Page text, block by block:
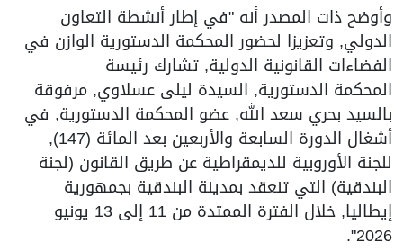
وأوضح ذات المصدر أنه "في إطار أنشطة التعاون
الدولي, وتعزيزا لحضور المحكمة الدستورية الوازن في
الفضاءات القانونية الدولية, تشارك رئيسة
المحكمة الدستورية, السيدة ليلى عسلاوي, مرفوقة
بالسيد بحري سعد الله, عضو المحكمة الدستورية, في
أشغال الدورة السابعة والأربعين بعد المائة (147),
للجنة الأوروبية للديمقراطية عن طريق القانون (لجنة
البندقية) التي تنعقد بمدينة البندقية بجمهورية
إيطاليا, خلال الفترة الممتدة من 11 إلى 13 يونيو
2026".